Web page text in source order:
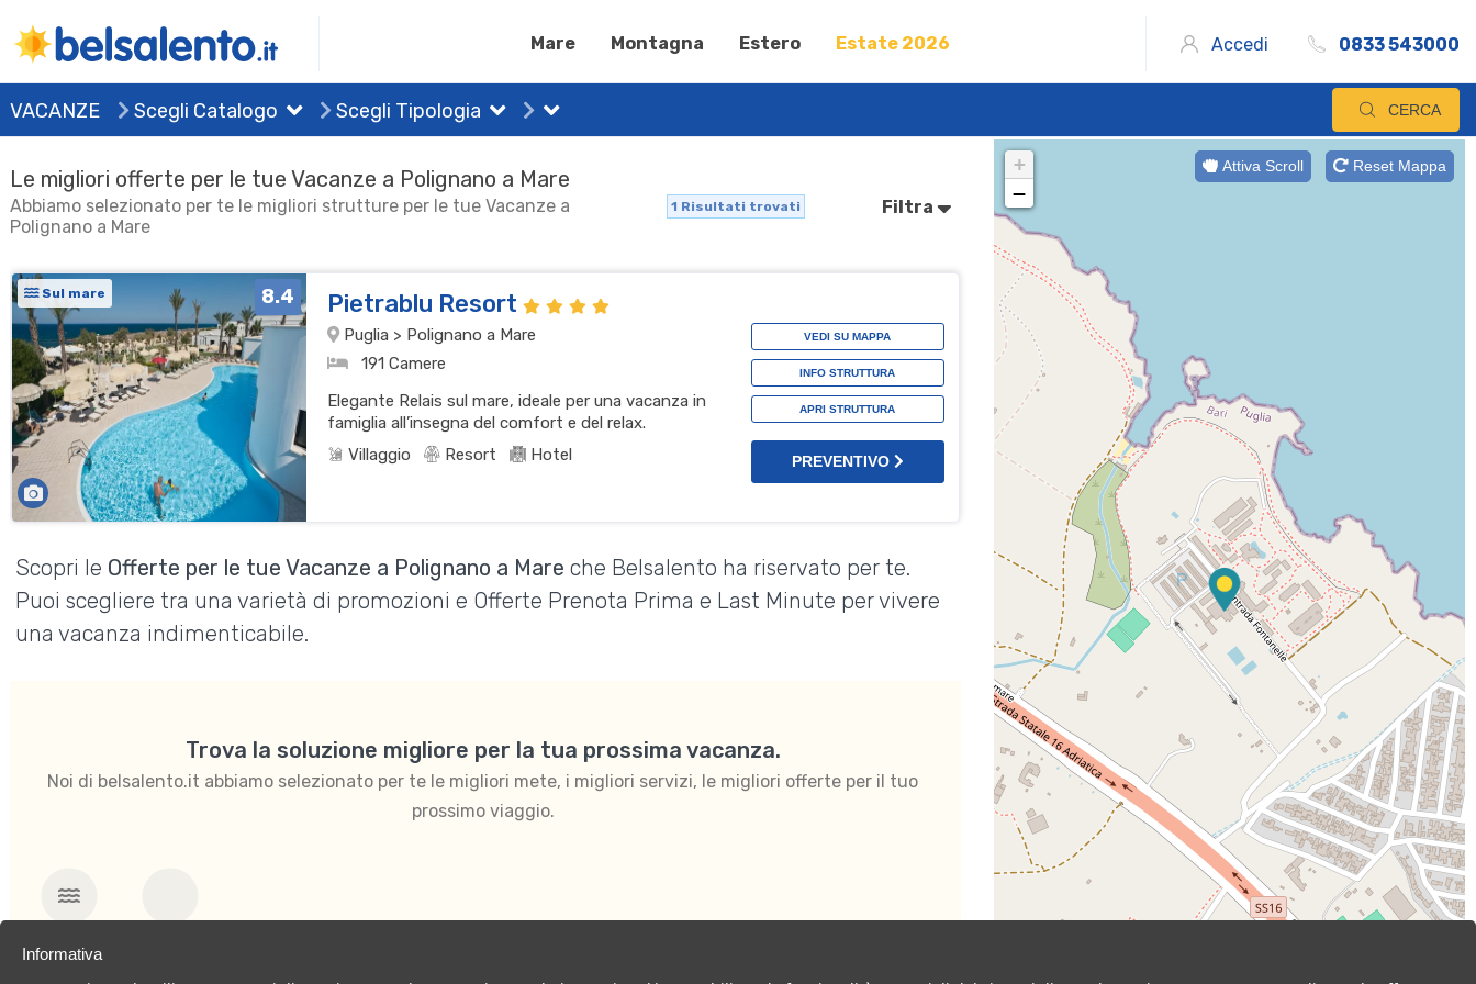
Mare Montagna Estero Estate 2026 Accedi 0833 543000
VACANZE Scegli Catalogo Scegli Tipologia CERCA
Le migliori offerte per le tue Vacanze a Polignano a Mare
Abbiamo selezionato per te le migliori strutture per le tue Vacanze a
Polignano a Mare
1 Risultati trovati Filtra
Sul mare 8.4 Pietrablu Resort
Puglia > Polignano a Mare
191 Camere
Elegante Relais sul mare, ideale per una vacanza in
famiglia all’insegna del comfort e del relax.
Villaggio
Resort Hotel
VEDI SU MAPPA
INFO STRUTTURA
APRI STRUTTURA
PREVENTIVO
Scopri le Offerte per le tue Vacanze a Polignano a Mare che Belsalento ha riservato per te.
Puoi scegliere tra una varietà di promozioni e Offerte Prenota Prima e Last Minute per vivere
una vacanza indimenticabile.
Trova la soluzione migliore per la tua prossima vacanza.
Noi di belsalento.it abbiamo selezionato per te le migliori mete, i migliori servizi, le migliori offerte per il tuo
prossimo viaggio.
Mare
Attiva Scroll Reset Mappa
+
−
Informativa